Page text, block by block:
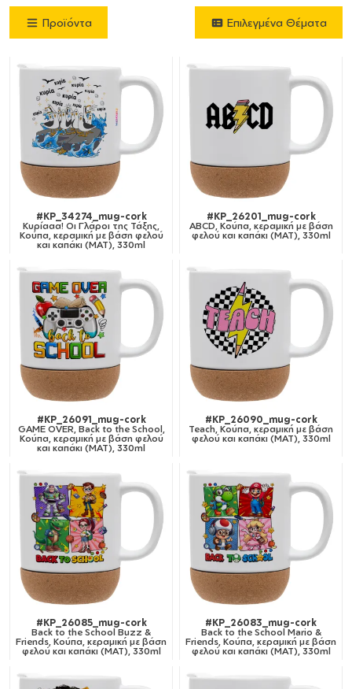
Επιλεγμένα Θέματα
Προϊόντα
#KP_34274_mug-cork
Κυρίααα! Οι Γλάροι της Τάξης,
Κούπα, κεραμική με βάση φελού
και καπάκι (ΜΑΤ), 330ml
#KP_26201_mug-cork
ABCD, Κούπα, κεραμική με βάση
φελού και καπάκι (ΜΑΤ), 330ml
#KP_26091_mug-cork
GAME OVER, Back to the School,
Κούπα, κεραμική με βάση φελού
και καπάκι (ΜΑΤ), 330ml
#KP_26090_mug-cork
Teach, Κούπα, κεραμική με βάση
φελού και καπάκι (ΜΑΤ), 330ml
#KP_26085_mug-cork
Back to the School Buzz &
Friends, Κούπα, κεραμική με βάση
φελού και καπάκι (ΜΑΤ), 330ml
#KP_26083_mug-cork
Back to the School Mario &
Friends, Κούπα, κεραμική με βάση
φελού και καπάκι (ΜΑΤ), 330ml